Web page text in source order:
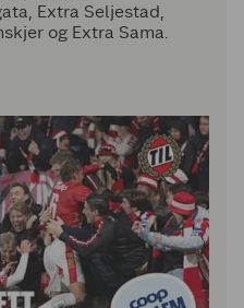
Extra Seljestad,
og Extra Sama.